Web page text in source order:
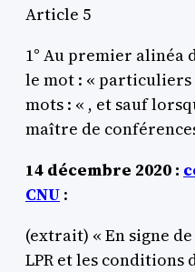
Article 5
1° Au premier alinéa
le mot : « particuliers
mots : « , et sauf
maître de
14 décembre 2020 :
CNU :
(extrait) « En signe
LPR et les conditions